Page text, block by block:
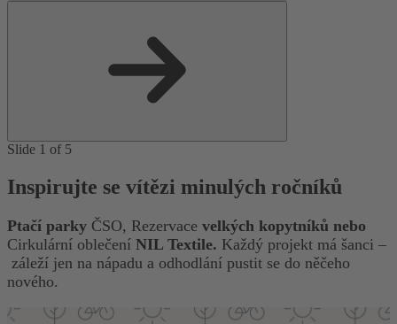
Slide 1 of 5
Inspirujte se vítězi minulých ročníků
Ptačí parky ČSO, Rezervace velkých kopytníků nebo
Cirkulární oblečení NIL Textile. Každý projekt má šanci –
záleží jen na nápadu a odhodlání pustit se do něčeho
nového.